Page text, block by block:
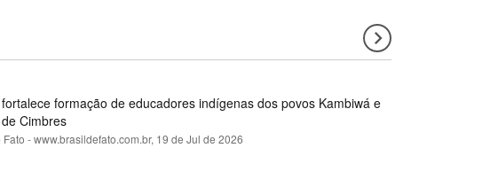
formação de educadores indígenas dos povos Kambiwá e
Cimbres
Fato - www.brasildefato.com.br, 19 de Jul de 2026